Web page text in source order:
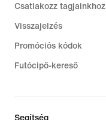
Csatlakozz tagjainkhoz
Visszajelzés
Promóciós kódok
Futócipő-kereső
Segítség